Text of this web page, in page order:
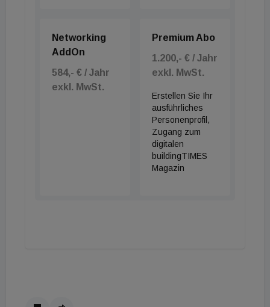
Networking
AddOn
584,- € / Jahr
exkl. MwSt.
Premium Abo
1.200,- € / Jahr
exkl. MwSt.
Erstellen Sie Ihr
ausführliches
Personenprofil,
Zugang zum
digitalen
buildingTIMES
Magazin